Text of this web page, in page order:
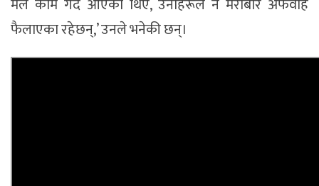
फैलाएका रहेछन्,’ उनले भनेकी छन्।